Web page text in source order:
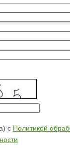
с Политикой